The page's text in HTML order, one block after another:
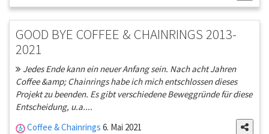
GOOD BYE COFFEE & CHAINRINGS 2013-
2021
Jedes Ende kann ein neuer Anfang sein. Nach acht Jahren
Coffee &amp; Chainrings habe ich mich entschlossen dieses
Projekt zu beenden. Es gibt verschiedene Beweggründe für diese
Entscheidung, u.a....
Coffee & Chainrings 6. Mai 2021